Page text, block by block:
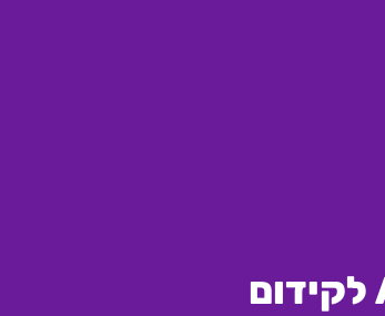
אופטימיזציה של קמפיינים: תרגילי A/B Testing לקידום